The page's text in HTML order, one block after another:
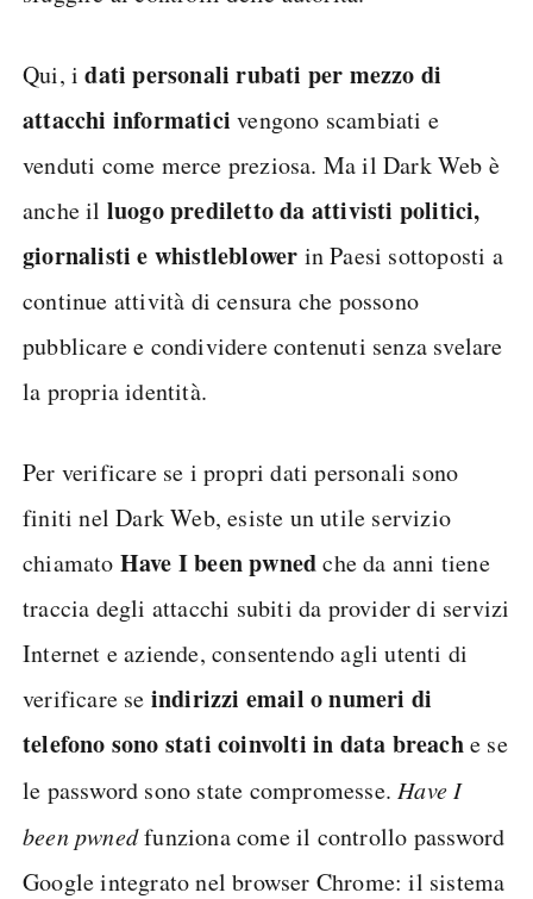
Qui, i dati personali rubati per mezzo di
attacchi informaticivengono scambiati e
venduti come merce preziosa. Ma il Dark Web è
anche il luogo prediletto da attivisti politici,
giornalisti e whistleblower in Paesi sottoposti a
continue attività di censura che possono
pubblicare e condividere contenuti senza svelare
la propria identità.
Per verificare se i propri dati personali sono
finiti nel Dark Web, esiste un utile servizio
chiamato Have I been pwnedche da anni tiene
traccia degli attacchi subiti da provider di servizi
Internet e aziende, consentendo agli utenti di
verificare se indirizzi email o numeri di
telefono sono stati coinvolti in data breache se
le password sono state compromesse.Have I
been pwnedfunziona come il controllo password
Google integrato nel browser Chrome: il sistema